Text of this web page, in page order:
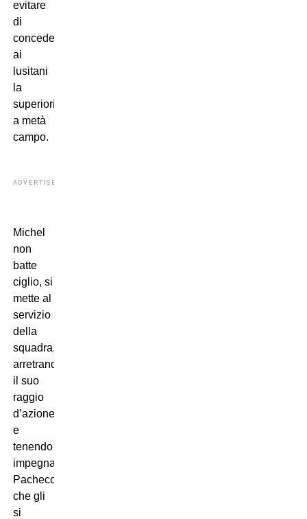
evitare
di
concedere
ai
lusitani
la
superiorità
a metà
campo.
ADVERTISEMENT
Michel
non
batte
ciglio, si
mette al
servizio
della
squadra,
arretrando
il suo
raggio
d’azione
e
tenendo
impegnato
Pacheco,
che gli
si